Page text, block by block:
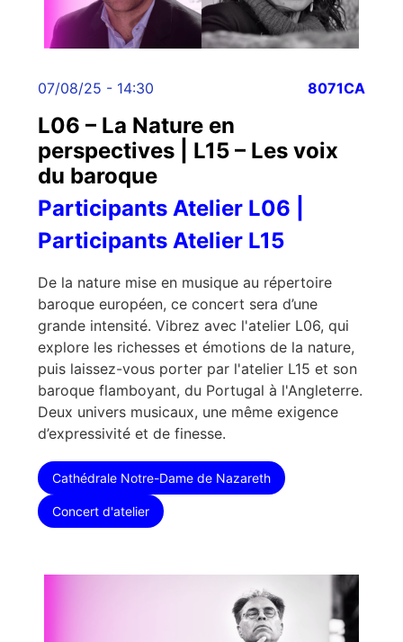
07/08/25 - 14:30 8071CA
L06 – La Nature en
perspectives | L15 – Les voix
du baroque
Participants Atelier L06 |
Participants Atelier L15
De la nature mise en musique au répertoire
baroque européen, ce concert sera d’une
grande intensité. Vibrez avec l'atelier L06, qui
explore les richesses et émotions de la nature,
puis laissez-vous porter par l'atelier L15 et son
baroque flamboyant, du Portugal à l'Angleterre.
Deux univers musicaux, une même exigence
d’expressivité et de finesse.
Cathédrale Notre-Dame de Nazareth
Concert d'atelier